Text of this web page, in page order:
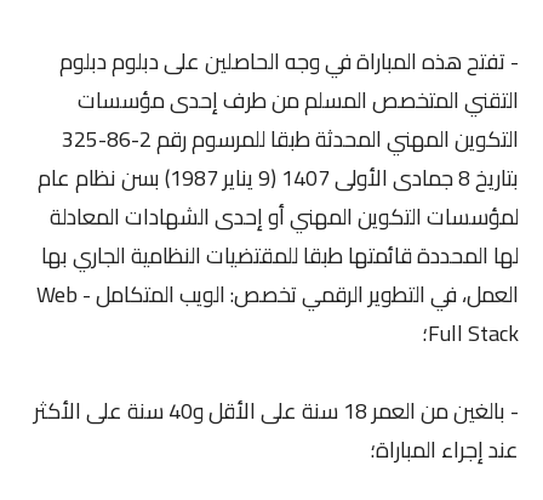
- تفتح هذه المباراة في وجه الحاصلين على دبلوم دبلوم
التقني المتخصص المسلم من طرف إحدى مؤسسات
التكوين المهني المحدثة طبقا للمرسوم رقم 2-86-325
بتاريخ 8 جمادى الأولى 1407 (9 يناير 1987) بسن نظام عام
لمؤسسات التكوين المهني أو إحدى الشهادات المعادلة
لها المحددة قائمتها طبقا للمقتضيات النظامية الجاري بها
العمل، في التطوير الرقمي تخصص: الويب المتكامل - Web
Full Stack؛
- بالغين من العمر 18 سنة على الأقل و40 سنة على الأكثر
عند إجراء المباراة؛